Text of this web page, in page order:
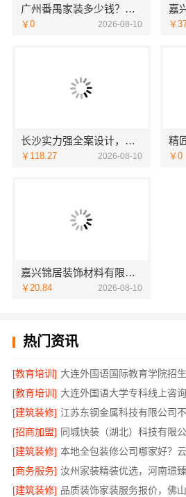
广州番禺家装多少钱？精匠饰家报价透明新房
￥0 2026-08-10 ￥
长沙实力强全案设计，湖南创益讯建筑有限公司专业靠谱
￥118.27 2026-08-10 ￥0
嘉兴锦居装饰材料有限公司嘉兴高端装饰地址查询
￥20.84 2026-08-10
热门资讯
[教育培训] 大连外国语国际教育学院招
[教育培训] 大连外国语大学专科线上咨
[建筑装修] 江苏东钢金属科技有限公司
[招商加盟] 同城快装（湖北）科技有限
[建筑装修] 本地全包装修公司哪家好？
[商务服务]
[建筑装修]